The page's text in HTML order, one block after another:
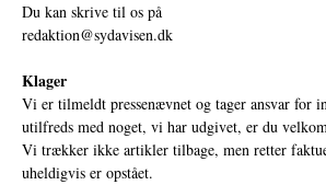
Du kan skrive til os på
redaktion@sydavisen.dk
Klager
Vi er tilmeldt pressenævnet og tager ansvar for
utilfreds med noget, vi har udgivet, er du
Vi trækker ikke artikler tilbage, men retter
uheldigvis er opstået.